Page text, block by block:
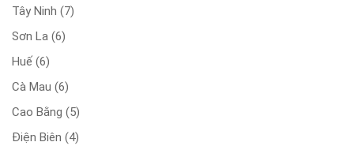
Tây Ninh (7)
Sơn La (6)
Huế (6)
Cà Mau (6)
Cao Bằng (5)
Điện Biên (4)